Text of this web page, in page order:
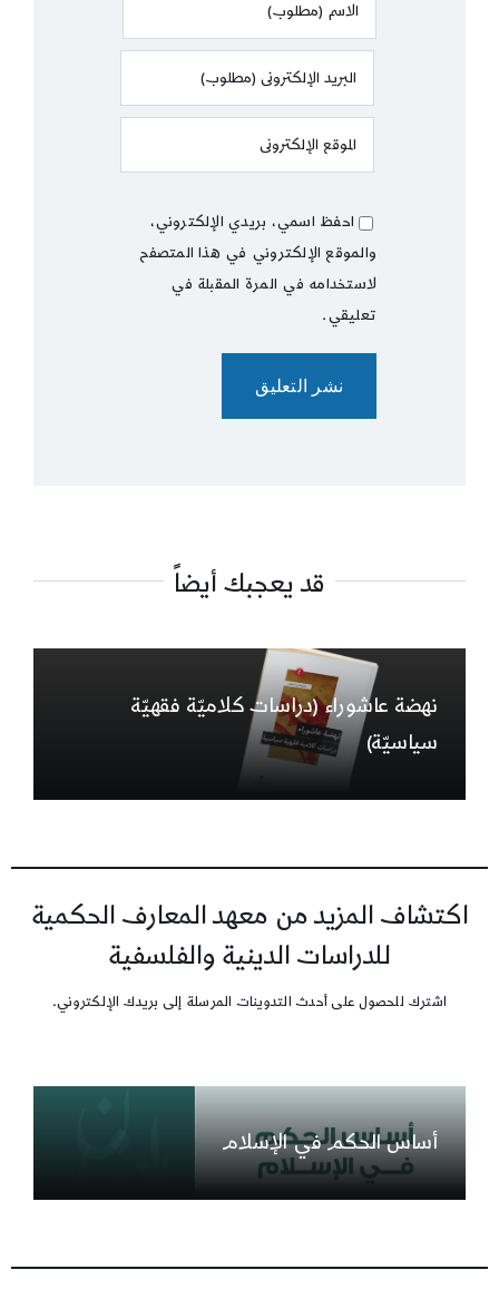
احفظ اسمي، بريدي الإلكتروني،
والموقع الإلكتروني في هذا المتصفح
لاستخدامه في المرة المقبلة في
تعليقي.
قد يعجبك أيضاً
نهضة عاشوراء (دراسات كلاميّة فقهيّة
سياسيّة)
اكتشاف المزيد من معهد المعارف الحكمية
للدراسات الدينية والفلسفية
اشترك للحصول على أحدث التدوينات المرسلة إلى بريدك الإلكتروني.
أساس الحكم في الإسلام